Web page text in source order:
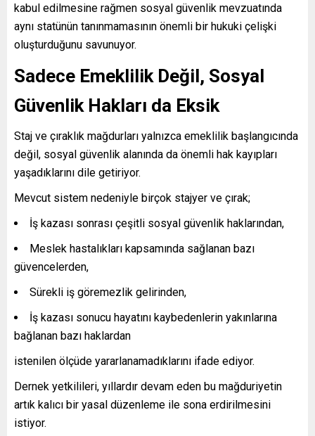
kabul edilmesine rağmen sosyal güvenlik mevzuatında
aynı statünün tanınmamasının önemli bir hukuki çelişki
oluşturduğunu savunuyor.
Sadece Emeklilik Değil, Sosyal
Güvenlik Hakları da Eksik
Staj ve çıraklık mağdurları yalnızca emeklilik başlangıcında
değil, sosyal güvenlik alanında da önemli hak kayıpları
yaşadıklarını dile getiriyor.
Mevcut sistem nedeniyle birçok stajyer ve çırak;
İş kazası sonrası çeşitli sosyal güvenlik haklarından,
Meslek hastalıkları kapsamında sağlanan bazı
güvencelerden,
Sürekli iş göremezlik gelirinden,
İş kazası sonucu hayatını kaybedenlerin yakınlarına
bağlanan bazı haklardan
istenilen ölçüde yararlanamadıklarını ifade ediyor.
Dernek yetkilileri, yıllardır devam eden bu mağduriyetin
artık kalıcı bir yasal düzenleme ile sona erdirilmesini
istiyor.